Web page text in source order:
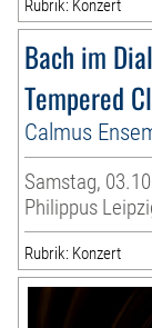
Rubrik: Konzert
Bach im
Tempered
Calmus
Samstag,
Philippus
Rubrik: Konzert